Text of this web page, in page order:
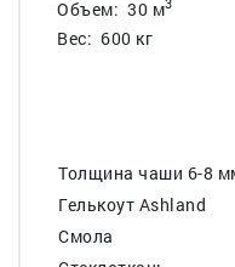
Объем: 30 м3
Вес: 600 кг
Толщина чаши 6-8
Гелькоут Ashland
Смола